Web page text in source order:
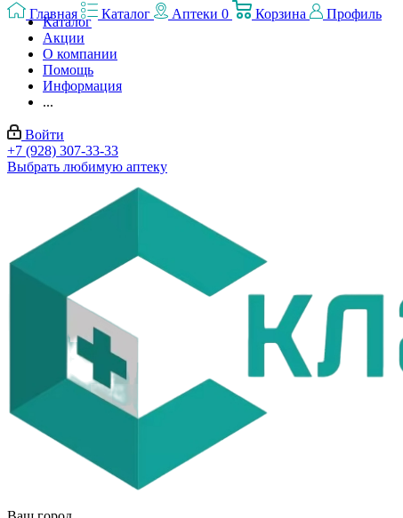
Каталог
Акции
О компании
Помощь
Информация
...
Войти
+7 (928) 307-33-33
Выбрать любимую аптеку
Главная Каталог Аптеки 0 Корзина Профиль